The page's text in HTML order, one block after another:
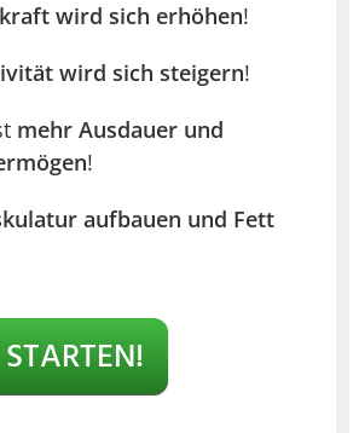
wird sich erhöhen!
wird sich steigern!
mehr Ausdauer und
!
aufbauen und Fett